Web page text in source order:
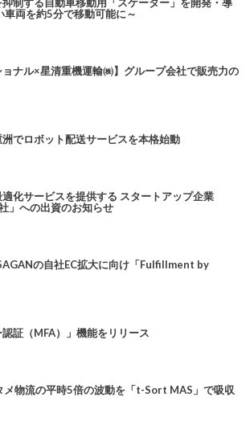
車両を約5分で移動可能に～
ョナル×星清重機運輸㈱】グループ会社で販売力の
でロボット配送サービスを本格始動
適化サービスを提供する スタートアップ企業
」への出資のお知らせ
の自社EC拡大に向け「Fulfillment by
証（MFA）」機能をリリース
メ物流の平時5倍の波動を「t-Sort MAS」で吸収